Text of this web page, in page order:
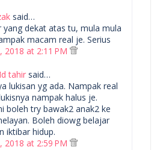
said…
yang dekat atas tu, mula mula
macam real je. Serius
2018 at 2:11 PM
tahir said…
lukisan yg ada. Nampak real
nampak halus je.
boleh try bawak2 anak2 ke
Boleh diowg belajar
iktibar hidup.
2018 at 2:59 PM